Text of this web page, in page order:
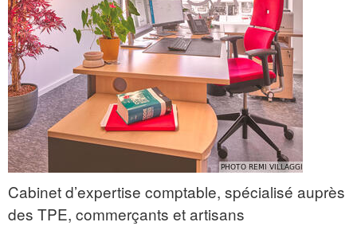
Cabinet d’expertise comptable, spécialisé auprès
des TPE, commerçants et artisans